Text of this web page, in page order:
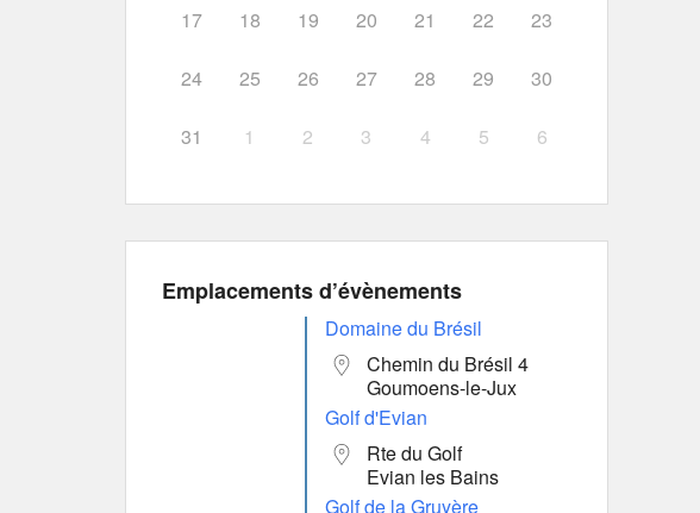
17 18 19 20 21 22 23
24 25 26 27 28 29 30
31 1 2 3 4 5 6
Emplacements d’évènements
Domaine du Brésil
Chemin du Brésil 4
Goumoens-le-Jux
Golf d'Evian
Rte du Golf
Evian les Bains
Golf de la Gruyère